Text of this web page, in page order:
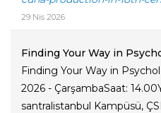
29 Nis 2026
Finding Your Way in
Finding Your Way in
2026 - ÇarşambaSaat:
santralistanbul Kampüsü,